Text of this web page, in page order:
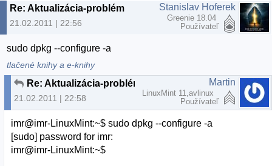
Re: Aktualizácia-problém
21.02.2011 | 22:56
Stanislav Hoferek
Greenie 18.04
Používateľ
sudo dpkg --configure -a
tlačené knihy a e-knihy
Re: Aktualizácia-problém
21.02.2011 | 22:58
Martin
LinuxMint 11,avlinux
Používateľ
imr@imr-LinuxMint:~$ sudo dpkg --configure -a
[sudo] password for imr:
imr@imr-LinuxMint:~$